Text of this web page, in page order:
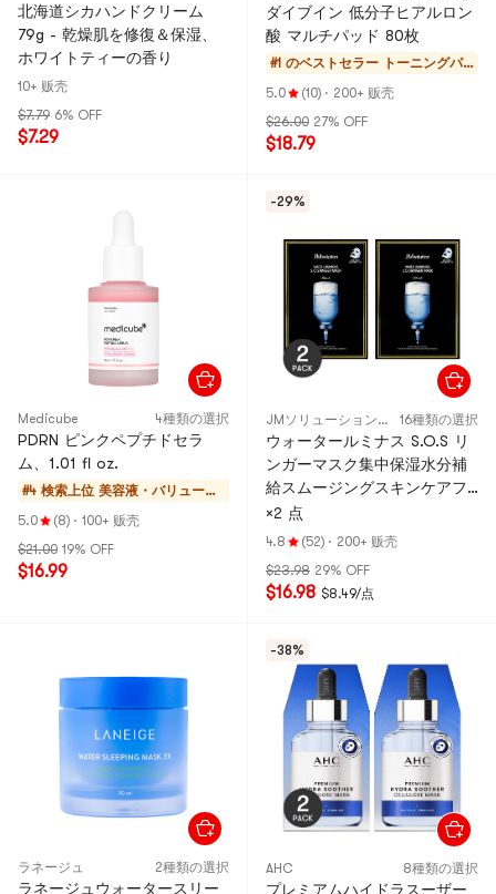
北海道シカハンドクリーム
79g - 乾燥肌を修復＆保湿、
ホワイトティーの香り
10+ 贩壳
$7.79 6% OFF
$7.29
ダイブイン 低分子ヒアルロン
酸 マルチパッド 80枚
#1 のベストセラー トーニングパ
ッド
5.0 (10) · 200+ 贩壳
$26.00 27% OFF
$18.79
Medicube 4種類の選択
PDRN ピンクペプチドセラ
ム、1.01 fl oz.
#4 検索上位 美容液・バリューセ
ット
5.0 (8) · 100+ 贩壳
$21.00 19% OFF
$16.99
-29%
JMソリューション(JMsolution) 16種類の選択
ウォータールミナス S.O.S リ
ンガーマスク集中保湿水分補
給スムージングスキンケアフ
ェイスマスク-韓国のフェイシ
ャルスキンケア-5-la
×2 点
4.8 (52) · 200+ 贩壳
$23.98 29% OFF
$16.98 $8.49/点
ラネージュ 2種類の選択
ラネージュウォータースリー
-38%
AHC 8種類の選択
プレミアムハイドラスーザー